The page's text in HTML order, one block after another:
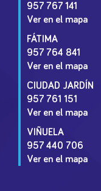
957 767 141
Ver en el mapa
FÁTIMA
957 764 841
Ver en el mapa
CIUDAD JARDÍN
957 761 151
Ver en el mapa
VIÑUELA
957 440 706
Ver en el mapa